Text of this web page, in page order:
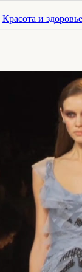
Красота и здоровье